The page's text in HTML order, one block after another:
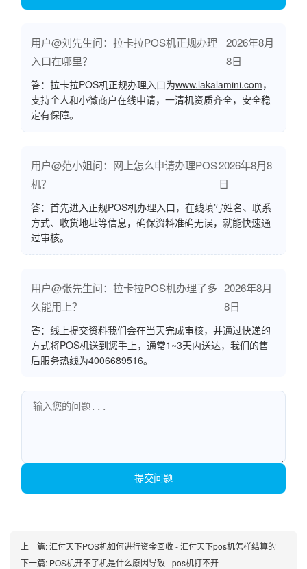
用户@刘先生问：拉卡拉POS机正规办理
入口在哪里？
2026年8月
8日
答：拉卡拉POS机正规办理入口为www.lakalamini.com，
支持个人和小微商户在线申请，一清机资质齐全，安全稳
定有保障。
用户@范小姐问：网上怎么申请办理POS
机？
2026年8月8
日
答：首先进入正规POS机办理入口，在线填写姓名、联系
方式、收货地址等信息，确保资料准确无误，就能快速通
过审核。
用户@张先生问：拉卡拉POS机办理了多
久能用上？
2026年8月
8日
答：线上提交资料我们会在当天完成审核，并通过快递的
方式将POS机送到您手上，通常1~3天内送达，我们的售
后服务热线为4006689516。
提交问题
上一篇:汇付天下POS机如何进行资金回收 - 汇付天下pos机怎样结算的
下一篇: POS机开不了机是什么原因导致 - pos机打不开